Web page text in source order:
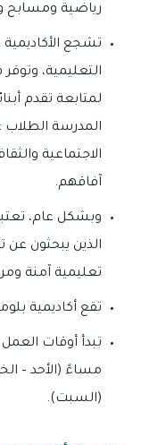
رياضية ومسابح
تشجع
التعليمية،
لمتابعة تقدم
المدرسة الطلاب
الاجتماعية
آفاقهم.
وبشكل عام،
الذين يبحثون عن
تعليمية آمنة
تقع أكاديمية
(السبت).